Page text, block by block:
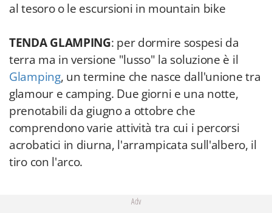
al tesoro o le escursioni in mountain bike
TENDA GLAMPING: per dormire sospesi da
terra ma in versione "lusso" la soluzione è il
Glamping, un termine che nasce dall'unione tra
glamour e camping. Due giorni e una notte,
prenotabili da giugno a ottobre che
comprendono varie attività tra cui i percorsi
acrobatici in diurna, l'arrampicata sull'albero, il
tiro con l'arco.
Adv